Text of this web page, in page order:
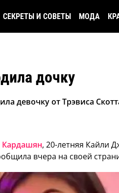
СЕКРЕТЫ И СОВЕТЫ МОДА
дочку
девочку от Трэвиса
, 20-летняя Кайли
вчера на своей